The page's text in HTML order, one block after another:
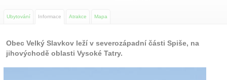
Autobusové zájezdy
Před cestou
Ubytování Informace Atrakce Mapa
Obec Velký Slavkov leží v severozápadní části Spiše, na
jihovýchodě oblasti Vysoké Tatry.